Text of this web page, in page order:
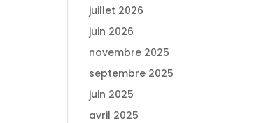
juillet 2026
juin 2026
novembre 2025
septembre 2025
juin 2025
avril 2025